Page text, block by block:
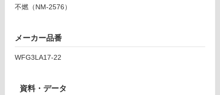
応
い
な
不燃（NM-2576）
メーカー品番
WFG3LA17-22
資料・データ